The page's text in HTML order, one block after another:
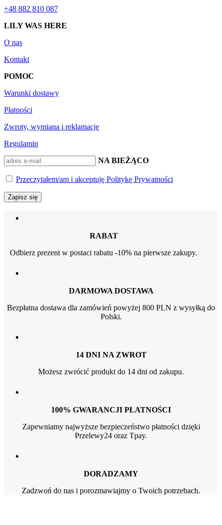
+48 882 810 087
LILY WAS HERE
O nas
Kontakt
POMOC
Warunki dostawy
Płatności
Zwroty, wymiana i reklamacje
Regulamin
BĄDŹ NA BIEŻĄCO
Przeczytałem/am i akceptuję Politykę Prywatności
RABAT
Odbierz prezent w postaci rabatu -10% na pierwsze zakupy.
DARMOWA DOSTAWA
Bezpłatna dostawa dla zamówień powyżej 800 PLN z wysyłką do
Polski.
14 DNI NA ZWROT
Możesz zwrócić produkt do 14 dni od zakupu.
100% GWARANCJI PŁATNOŚCI
Zapewniamy najwyższe bezpieczeństwo płatności dzięki
Przelewy24 oraz Tpay.
DORADZAMY
Zadzwoń do nas i porozmawiajmy o Twoich potrzebach.